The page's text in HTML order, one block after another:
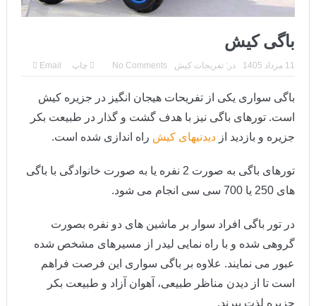
باگی کیش
11 مرداد 1405 در: تفریحات کیش No Comments چاپ Email
باگی سواری یکی از تفریحات هیجان انگیز در جزیره کیش
است. تورهای باگی نیز با هدف گشت و گذار در طبیعت بکر
جزیره و بازدید از دیدنیهای کیش راه اندازی شده است.
تورهای باگی به صورت 2 نفره یا به صورت خانوادگی با باگی
های 250 یا 700 سی سی انجام می شود.
در تور باگی افراد سوار بر ماشین های دو نفره بصورت
گروهی شده و با راه نمایی لیدر از مسیرهای مشخص شده
عبور می نمایند. علاوه بر باگی سواری این فرصت فراهم
است تا از دیدن مناظر طبیعی، آهوان آزاد و طبیعت بکر
جزیره لذت ببرند.